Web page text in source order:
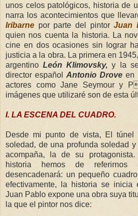
unos celos patológicos, historia de
narra los acontecimientos que
Iribarne por parte del pintorJuan
quien nos cuenta la historia. La
cine en dos ocasiones sin lograr
justicia a la obra. La primera en
argentinoLeón Klimovsky,y la
director españolAntonio Droveen
actores como Jane Seymour y
imágenes que utilizaré son de esta
I. LA ESCENA DEL CUADRO.
Desde mi punto de vista, El
soledad, de una profunda soledad
acompaña, la de su
historia hemos de
desencadenará: un pequeño
efectivamente, la historia se inicia
Juan Pablo expone una obra suya
la que el pintor nos dice: